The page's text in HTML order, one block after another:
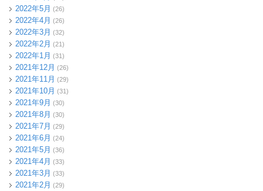
2022年5月 (26)
2022年4月 (26)
2022年3月 (32)
2022年2月 (21)
2022年1月 (31)
2021年12月 (26)
2021年11月 (29)
2021年10月 (31)
2021年9月 (30)
2021年8月 (30)
2021年7月 (29)
2021年6月 (24)
2021年5月 (36)
2021年4月 (33)
2021年3月 (33)
2021年2月 (29)